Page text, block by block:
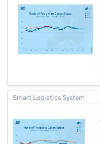
Smart Logistics System